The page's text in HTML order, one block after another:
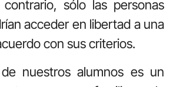
sólo las personas
acceder en libertad a una
con sus criterios.
nuestros alumnos es un